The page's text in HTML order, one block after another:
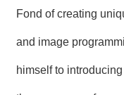
Fond of creating
and image
himself to